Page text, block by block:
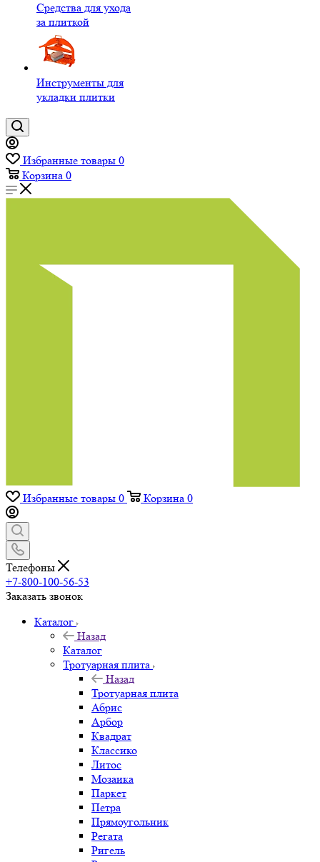
Средства для ухода
за плиткой
Инструменты для
укладки плитки
Избранные товары 0
Корзина 0
Избранные товары 0 Корзина 0
Телефоны
+7-800-100-56-53
Заказать звонок
Каталог
Назад
Каталог
Тротуарная плита
Назад
Тротуарная плита
Абрис
Арбор
Квадрат
Классико
Литос
Мозаика
Паркет
Петра
Прямоугольник
Регата
Ригель